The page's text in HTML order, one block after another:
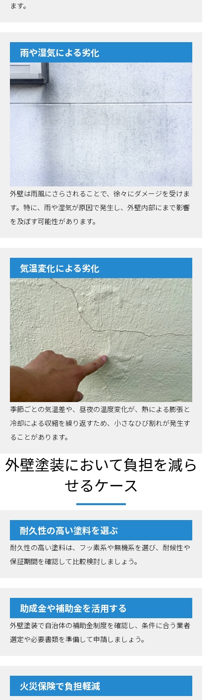
ます。
雨や湿気による劣化
外壁は雨風にさらされることで、徐々にダメージを受けま
す。特に、雨や湿気が原因で発生し、外壁内部にまで影響
を及ぼす可能性があります。
気温変化による劣化
季節ごとの気温差や、昼夜の温度変化が、熱による膨張と
冷却による収縮を繰り返すため、小さなひび割れが発生す
ることがあります。
外壁塗装において負担を減ら
せるケース
耐久性の高い塗料を選ぶ
耐久性の高い塗料は、フッ素系や無機系を選び、耐候性や
保証期間を確認して比較検討しましょう。
助成金や補助金を活用する
外壁塗装で自治体の補助金制度を確認し、条件に合う業者
選定や必要書類を準備して申請しましょう。
火災保険で負担軽減